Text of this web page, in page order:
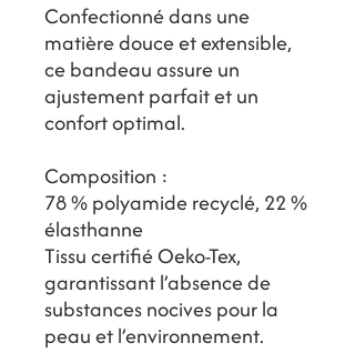
Confectionné dans une
matière douce et extensible,
ce bandeau assure un
ajustement parfait et un
confort optimal.
Composition :
78 % polyamide recyclé, 22 %
élasthanne
Tissu certifié Oeko-Tex,
garantissant l’absence de
substances nocives pour la
peau et l’environnement.